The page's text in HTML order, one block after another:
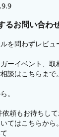
るお問い合わ
を問わずレビュ
ーイベント、取
談はこちらまで
。
頼もお待ちして
てはこちらから。